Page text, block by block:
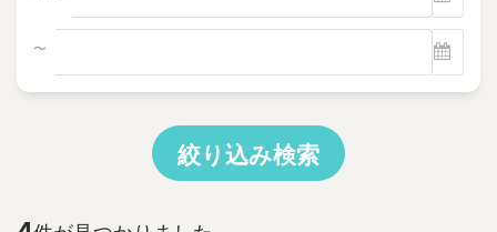
逆浸透膜
"Foaming Prediction AI System
Vol.22
No.3
特集記事
解説記事
〜
絞り込み検索